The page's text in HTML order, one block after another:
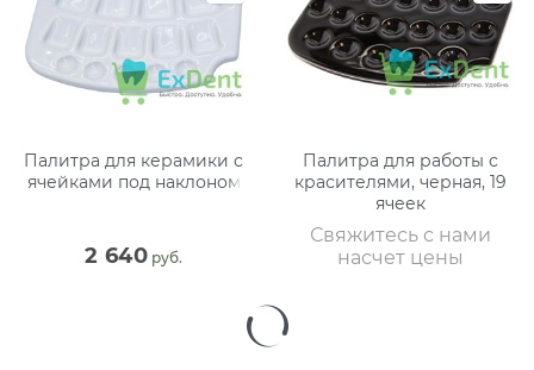
Палитра для керамики с
ячейками под наклоном
2 640 руб.
Палитра для работы с
красителями, черная, 19
ячеек
Свяжитесь с нами
насчет цены